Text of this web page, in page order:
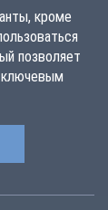
кроме
позволяет